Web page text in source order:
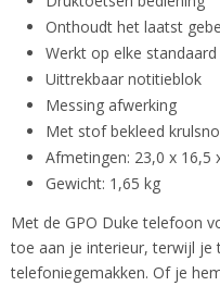
Onthoudt het laatst
Werkt op elke
Uittrekbaar notitieblok
Messing afwerking
Met stof bekleed
Afmetingen: 23,0 x 16,5
Gewicht: 1,65 kg
Met de GPO Duke telefoon
toe aan je interieur, terwijl je
telefoniegemakken. Of je